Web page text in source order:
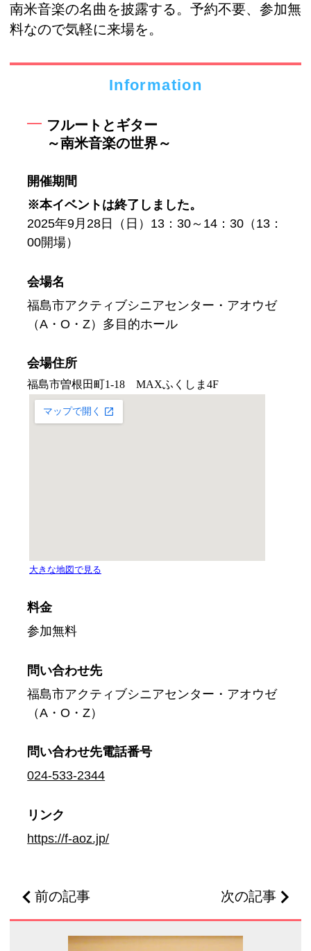
南米音楽の名曲を披露する。予約不要、参加無
料なので気軽に来場を。
Information
フルートとギター
～南米音楽の世界～
開催期間
※本イベントは終了しました。
2025年9月28日（日）13：30～14：30（13：
00開場）
会場名
福島市アクティブシニアセンター・アオウゼ
（A・O・Z）多目的ホール
会場住所
料金
参加無料
問い合わせ先
福島市アクティブシニアセンター・アオウゼ
（A・O・Z）
問い合わせ先電話番号
024-533-2344
リンク
https://f-aoz.jp/
前の記事 次の記事